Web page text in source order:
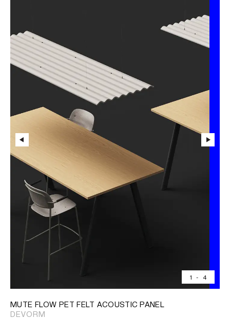
1 - 4
MUTE FLOW PET FELT ACOUSTIC PANEL
DEVORM